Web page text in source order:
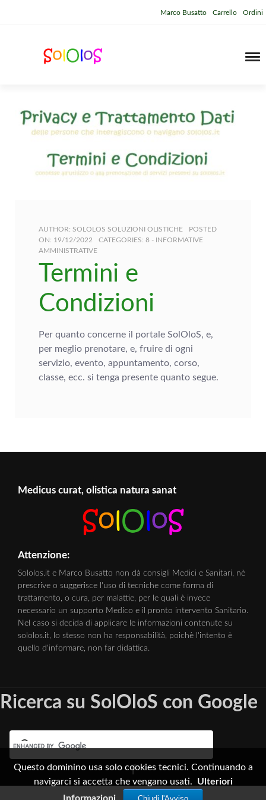
Marco Busatto Carrello Ordini
AUTHOR: SOLOLOS SOLUZIONI OLISTICHE
POSTED
ON: 19/12/2022 CATEGORIES: 8 - INFORMATIVE
AMMINISTRATIVE
Termini e
Condizioni
Per quanto concerne il portale SolOloS, e,
per meglio prenotare, e, fruire di ogni
servizio, evento, appuntamento, corso,
classe, ecc. si tenga presente quanto segue.
Medicus curat, olistica natura sanat
Attenzione:
Sololos.it e Marco Busatto non dà consigli Medici e Sanitari, nè
prescrive o suggerisce l'uso di tecniche come forma di
trattamento, o cura, per malattie, per le quali è invece
necessario un supporto Medico e il pronto intervento Sanitario.
Nel caso si decida di applicare le informazioni contenute su
sololos.it, lo stesso non ha responsabilità, poichè l'intento è
quello d'informare, non far didattica.
Ricerca su SolOloS con Google
Questo dominino usa solo cookies tecnici. Continuando a
navigarci si accetta che vengano usati.
Ulteriori